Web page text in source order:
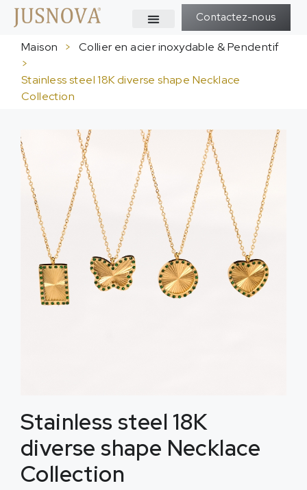
Contactez-nous
Maison >
Collier en acier inoxydable & Pendentif
>
Stainless steel 18K diverse shape Necklace
Collection
Stainless steel 18K
diverse shape Necklace
Collection